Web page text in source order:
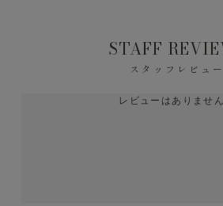
Mellow T-シャツ ワイドフィット 変
STAFF
スタッフレビュー
レビューはありません